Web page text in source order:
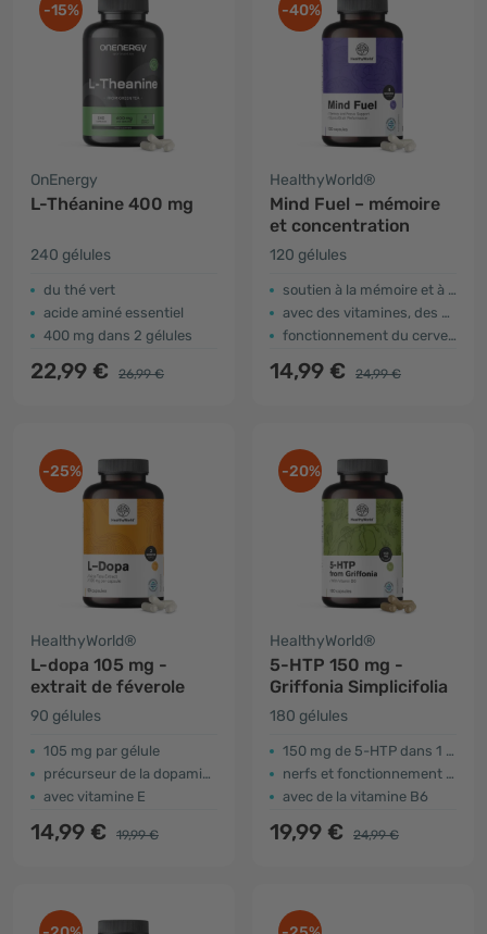
-15%
OnEnergy
L-Théanine 400 mg
240 gélules
du thé vert
acide aminé essentiel
400 mg dans 2 gélules
22,99 € 26,99 €
-40%
HealthyWorld®
Mind Fuel – mémoire
et concentration
120 gélules
soutien à la mémoire et à la concentration
avec des vitamines, des minéraux et des extraits de plantes
fonctionnement du cerveau
14,99 € 24,99 €
-25%
HealthyWorld®
L-dopa 105 mg -
extrait de féverole
90 gélules
105 mg par gélule
précurseur de la dopamine
avec vitamine E
14,99 € 19,99 €
-20%
HealthyWorld®
5-HTP 150 mg -
Griffonia Simplicifolia
180 gélules
150 mg de 5-HTP dans 1 gélule
nerfs et fonctionnement psychologique
avec de la vitamine B6
19,99 € 24,99 €